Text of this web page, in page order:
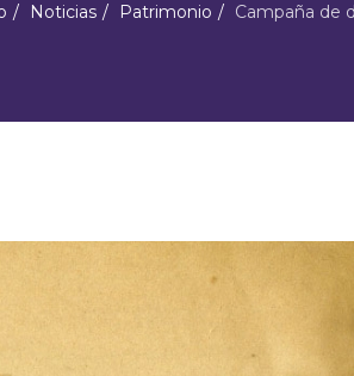
Noticias Patrimonio Campaña de